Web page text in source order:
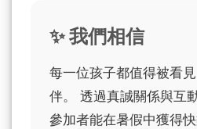
✨ 我們相信
每一位孩子都值得被看
伴。 透過真誠關係與互
參加者能在暑假中獲得